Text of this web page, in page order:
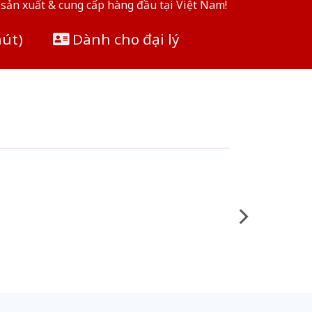
xuất & cung cấp hàng đầu tại Việt Nam!
Dành cho đại lý